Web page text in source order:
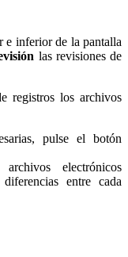
e inferior de la pantalla
las revisiones de
registros los archivos
pulse el botón
electrónicos
entre cada